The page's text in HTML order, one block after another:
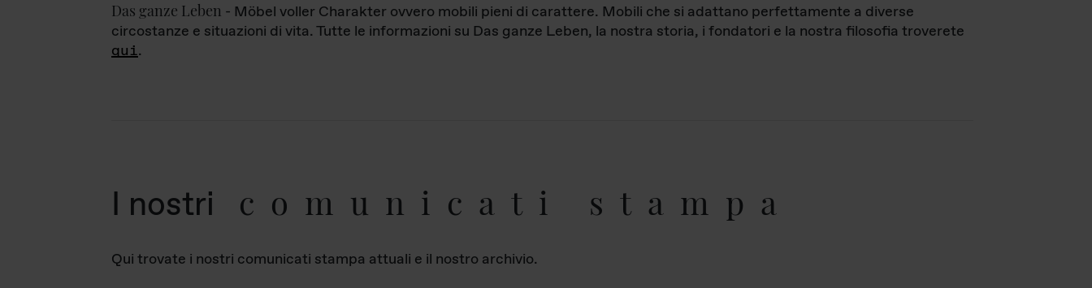
Das ganze Leben - Möbel voller Charakter ovvero mobili pieni di carattere. Mobili che si adattano perfettamente a diverse
circostanze e situazioni di vita. Tutte le informazioni su Das ganze Leben, la nostra storia, i fondatori e la nostra filosofia troverete
qui.
I nostri comunicati stampa
Qui trovate i nostri comunicati stampa attuali e il nostro archivio.